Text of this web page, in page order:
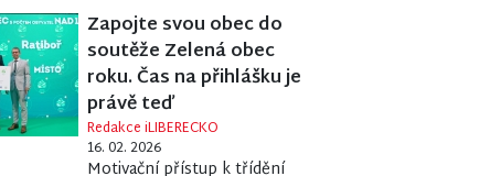
Zapojte svou obec do
soutěže Zelená obec
roku. Čas na přihlášku je
právě teď
Redakce iLIBERECKO
16. 02. 2026
Motivační přístup k třídění